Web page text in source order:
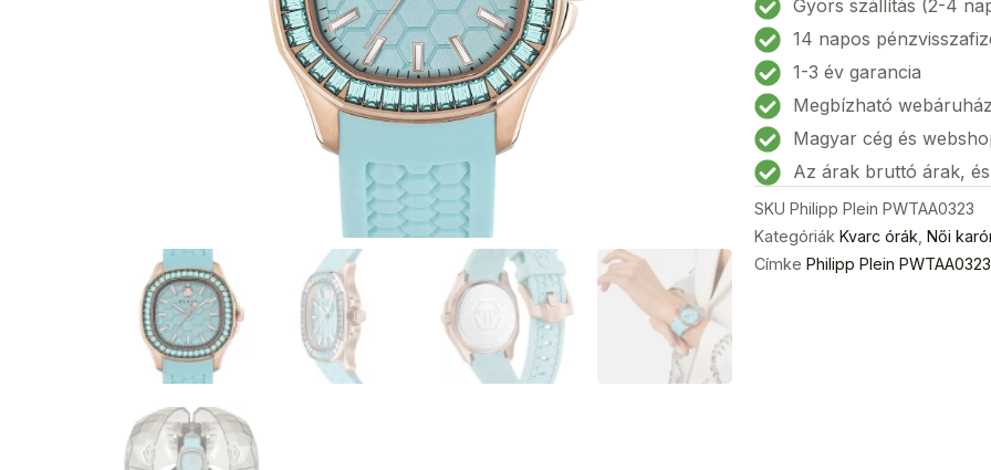
Női
karóra
38mm
5ATM
mennyiség
Gyors szállítás (2-4
14 napos
1-3 év garancia
Megbízható webáruház
Magyar cég és
Az árak bruttó árak,
SKU Philipp Plein PWTAA0323
Kategóriák Kvarc órák Női
Címke Philipp Plein